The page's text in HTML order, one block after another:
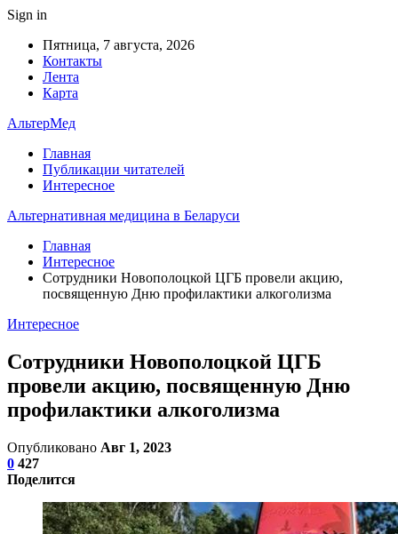
Sign in
Пятница, 7 августа, 2026
Контакты
Лента
Карта
АльтерМед
Главная
Публикации читателей
Интересное
Альтернативная медицина в Беларуси
Главная
Интересное
Сотрудники Новополоцкой ЦГБ провели акцию,
посвященную Дню профилактики алкоголизма
Интересное
Сотрудники Новополоцкой ЦГБ
провели акцию, посвященную Дню
профилактики алкоголизма
Опубликовано Авг 1, 2023
0 427
Поделится